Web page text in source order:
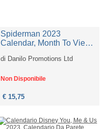
Spiderman 2023
Calendar, Month To View
Official Product (spider
di Danilo Promotions Ltd
Non Disponibile
€ 15,75